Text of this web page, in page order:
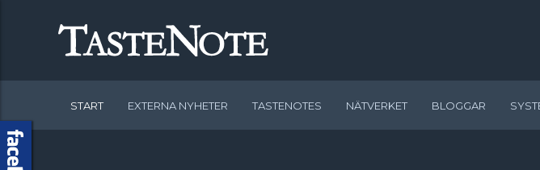
START EXTERNA NYHETER TASTENOTES NÄTVERKET BLOGGAR